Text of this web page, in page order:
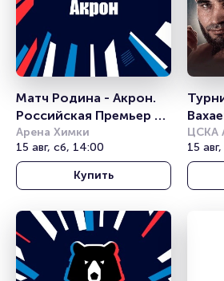
Матч Родина - Акрон.
Российская Премьер
Лига
Арена Химки
15 авг, сб, 14:00
Купить
ЦСКА
15